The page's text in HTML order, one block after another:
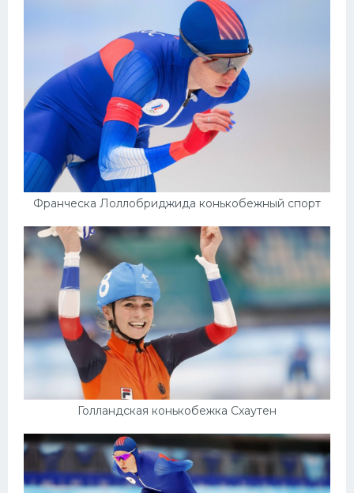
Франческа Лоллобриджида конькобежный спорт
Голландская конькобежка Схаутен